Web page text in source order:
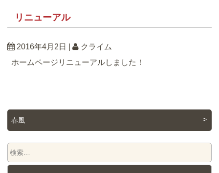
リニューアル
2016年4月2日
クライム
ホームページリニューアルしました！
春風